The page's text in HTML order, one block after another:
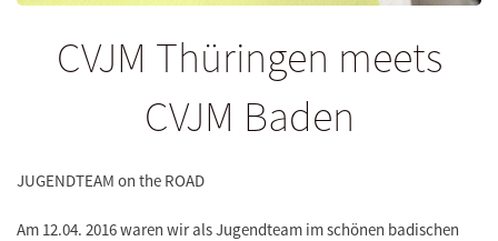
CVJM Thüringen meets
CVJM Baden
JUGENDTEAM on the ROAD
Am 12.04. 2016 waren wir als Jugendteam im schönen badischen